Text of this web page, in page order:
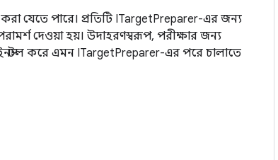
করা যেতে পারে। প্রতিটি ITargetPreparer-এর জন্য
দেওয়া হয়। উদাহরণস্বরূপ, পরীক্ষার জন্য
করে এমন ITargetPreparer-এর পরে চালাতে